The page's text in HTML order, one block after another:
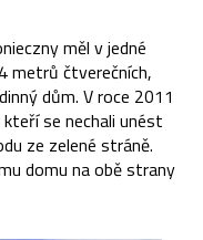
měl v jedné
metrů čtverečních,
dům. V roce 2011
se nechali unést
ze zelené stráně.
domu na obě strany